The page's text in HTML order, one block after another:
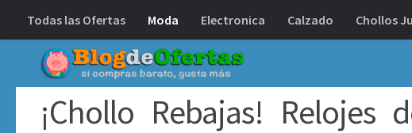
Debajo del contenido
Todas las Ofertas Moda Electronica Calzado Chollos
¡Chollo Rebajas!